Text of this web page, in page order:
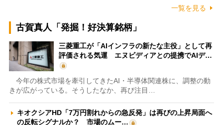
一覧を見る
古賀真人「発掘！好決算銘柄」
三菱重工が「AIインフラの新たな主役」として再
評価される気運 エヌビディアとの提携でAIデ…
今年の株式市場を牽引してきたAI・半導体関連株に、調整の動
きが広がっている。そうしたなか、再び注目…
キオクシアHD「7万円割れからの急反発」は再びの上昇局面へ
の反転シグナルか？ 市場のムー…